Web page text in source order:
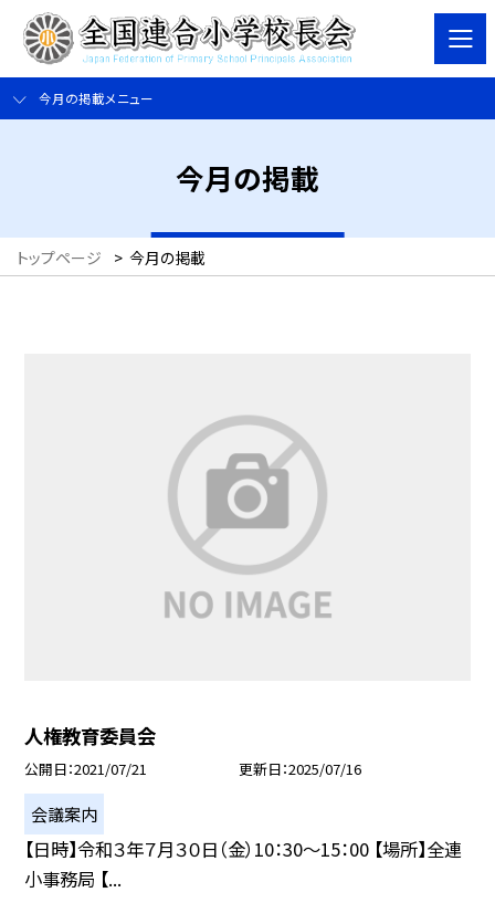
今月の掲載メニュー
今月の掲載
トップページ > 今月の掲載
人権教育委員会
公開日 2021/07/21 更新日 2025/07/16
会議案内
【日時】令和３年７月３０日（金）10：30〜15：00 【場所】全連
小事務局 【...